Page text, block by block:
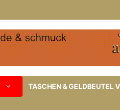
TASCHEN & GELDBEUTEL